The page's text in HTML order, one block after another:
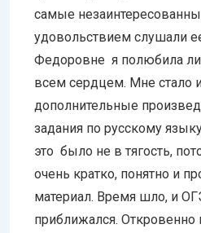
самые
удовольствием слушали
Федоровне я полюбила
всем сердцем. Мне стало
дополнительные
задания по русскому
это было не в тягость,
очень кратко, понятно и
материал. Время шло, и
приближался. Откровенно